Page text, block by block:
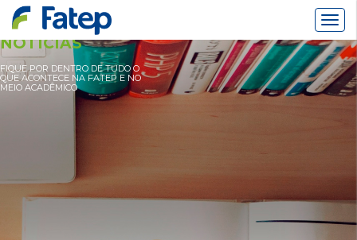
NOTÍCIAS
FIQUE POR DENTRO DE TUDO O
QUE ACONTECE NA FATEP E NO
MEIO ACADÊMICO